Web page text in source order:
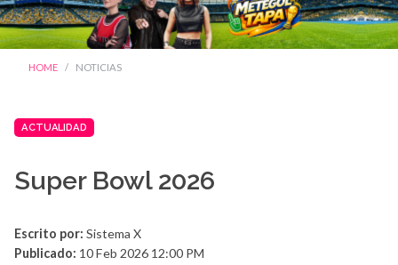
HOME NOTICIAS
ACTUALIDAD
Super Bowl 2026
Escrito por: Sistema X
Publicado: 10 Feb 2026 12:00 PM